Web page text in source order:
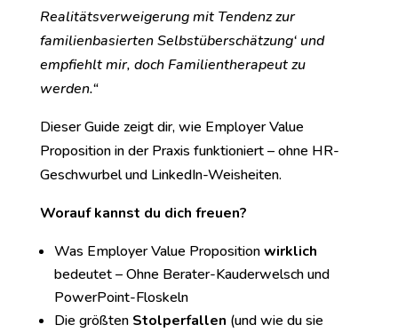
Realitätsverweigerung mit Tendenz zur
familienbasierten Selbstüberschätzung‘ und
empfiehlt mir, doch Familientherapeut zu
werden.“
Dieser Guide zeigt dir, wie Employer Value
Proposition in der Praxis funktioniert – ohne HR-
Geschwurbel und LinkedIn-Weisheiten.
Worauf kannst du dich freuen?
Was Employer Value Propositionwirklich
bedeutet – Ohne Berater-Kauderwelsch und
PowerPoint-Floskeln
Die größten Stolperfallen (und wie du sie